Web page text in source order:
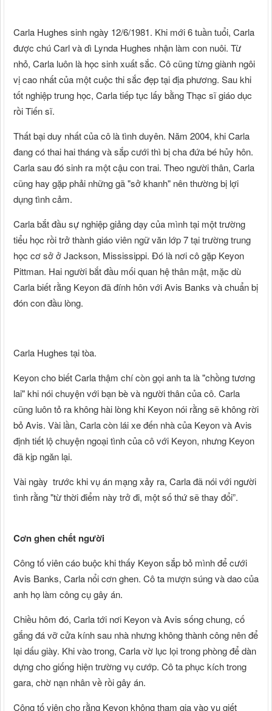
Carla Hughes sinh ngày 12/6/1981. Khi mới 6 tuần tuổi, Carla
được chú Carl và dì Lynda Hughes nhận làm con nuôi. Từ
nhỏ, Carla luôn là học sinh xuất sắc. Cô cũng từng giành ngôi
vị cao nhất của một cuộc thi sắc đẹp tại địa phương. Sau khi
tốt nghiệp trung học, Carla tiếp tục lấy bằng Thạc sĩ giáo dục
rồi Tiến sĩ.
Thất bại duy nhất của cô là tình duyên. Năm 2004, khi Carla
đang có thai hai tháng và sắp cưới thì bị cha đứa bé hủy hôn.
Carla sau đó sinh ra một cậu con trai. Theo người thân, Carla
cũng hay gặp phải những gã "sở khanh" nên thường bị lợi
dụng tình cảm.
Carla bắt đầu sự nghiệp giảng dạy của mình tại một trường
tiểu học rồi trở thành giáo viên ngữ văn lớp 7 tại trường trung
học cơ sở ở Jackson, Mississippi. Đó là nơi cô gặp Keyon
Pittman. Hai người bắt đầu mối quan hệ thân mật, mặc dù
Carla biết rằng Keyon đã đính hôn với Avis Banks và chuẩn bị
đón con đầu lòng.
Carla Hughes tại tòa.
Keyon cho biết Carla thậm chí còn gọi anh ta là "chồng tương
lai" khi nói chuyện với bạn bè và người thân của cô. Carla
cũng luôn tỏ ra không hài lòng khi Keyon nói rằng sẽ không rời
bỏ Avis. Vài lần, Carla còn lái xe đến nhà của Keyon và Avis
định tiết lộ chuyện ngoại tình của cô với Keyon, nhưng Keyon
đã kịp ngăn lại.
Vài ngày trước khi vụ án mạng xảy ra, Carla đã nói với người
tình rằng "từ thời điểm này trở đi, một số thứ sẽ thay đổi”.
Cơn ghen chết người
Công tố viên cáo buộc khi thấy Keyon sắp bỏ mình để cưới
Avis Banks, Carla nổi cơn ghen. Cô ta mượn súng và dao của
anh họ làm công cụ gây án.
Chiều hôm đó, Carla tới nơi Keyon và Avis sống chung, cố
gắng đá vỡ cửa kính sau nhà nhưng không thành công nên để
lại dấu giày. Khi vào trong, Carla vờ lục lọi trong phòng để dàn
dựng cho giống hiện trường vụ cướp. Cô ta phục kích trong
gara, chờ nạn nhân về rồi gây án.
Công tố viên cho rằng Keyon không tham gia vào vụ giết